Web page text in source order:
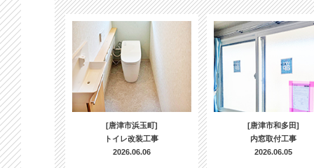
[唐津市浜玉町]
トイレ改装工事
2026.06.06
[唐津市和多田]
内窓取付工事
2026.06.05